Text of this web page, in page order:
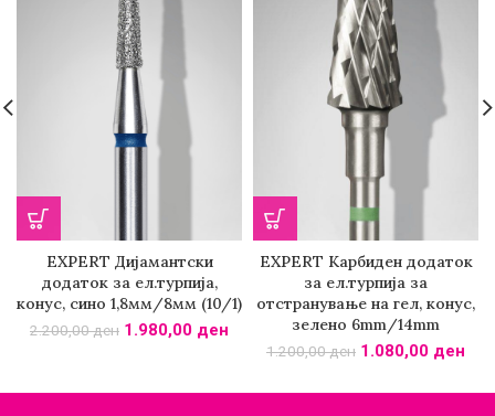
EXPERT Дијамантски
додаток за ел.турпија,
конус, сино 1,8мм/8мм (10/1)
2.200,00ден 1.980,00 ден
EXPERT Карбиден додаток
за ел.турпија за
отстранување на гел, конус,
зелено 6mm/14mm
1.200,00ден 1.080,00 ден